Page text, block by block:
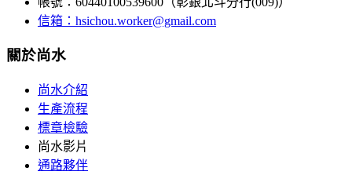
信箱： hsichou.worker@gmail.com
關於尚水
尚水介紹
生產流程
標章檢驗
尚水影片
通路夥伴